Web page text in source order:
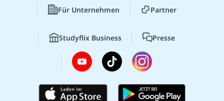
Für Unternehmen Partner
Studyflix Business Presse